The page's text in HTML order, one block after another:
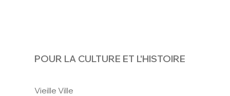
POUR LA CULTURE ET L'HISTOIRE
Vieille Ville